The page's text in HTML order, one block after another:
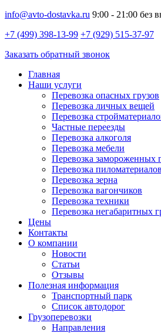
info@avto-dostavka.ru 9:00 - 21:00 без
+7 (499) 398-13-99 +7 (929) 515-37-97
Заказать обратный звонок
Главная
Наши услуги
Перевозка опасных грузов
Перевозка личных вещей
Перевозка
Частные переезды
Перевозка алкоголя
Перевозка мебели
Перевозка замороженных
Перевозка пиломатериалов
Перевозка зерна
Перевозка вагончиков
Перевозка техники
Перевозка негабаритных
Цены
Контакты
О компании
Новости
Статьи
Отзывы
Полезная информация
Транспортный парк
Список автодорог
Грузоперевозки
Направления